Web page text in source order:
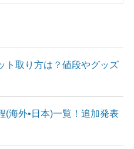
ト取り方は？値段やグッズ
(海外•日本)一覧！追加発表